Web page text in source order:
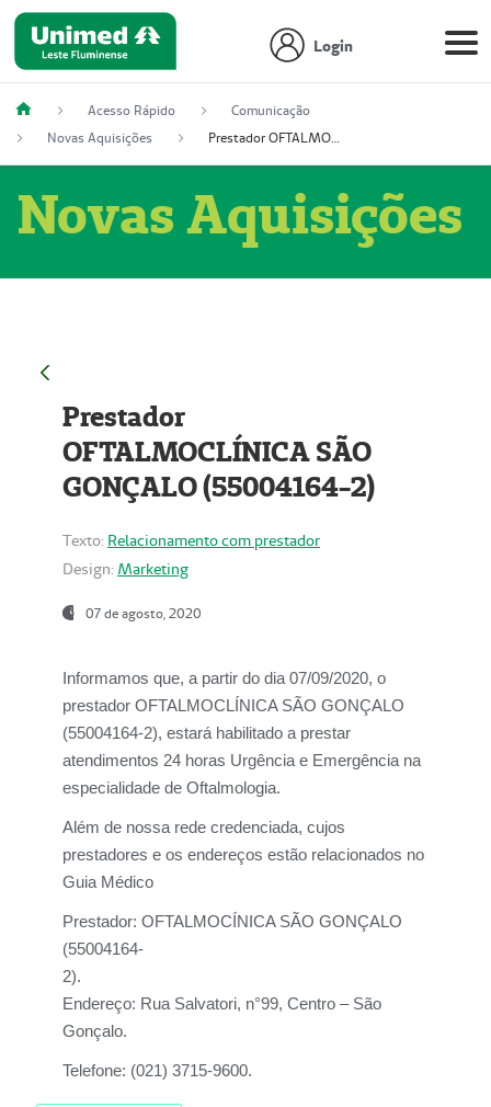
Login
Acesso Rápido
Comunicação
Novas Aquisições
Prestador OFTALMOCLÍNICA SÃO GONÇALO (55004164-2)
Novas Aquisições
Prestador
OFTALMOCLÍNICA SÃO
GONÇALO (55004164-2)
Texto: Relacionamento com prestador
Design: Marketing
07 de agosto, 2020
Informamos que, a partir do dia07/09/2020, o
prestador OFTALMOCLÍNICA SÃO GONÇALO
(55004164-2), estará habilitado a prestar
atendimentos 24 horas Urgência e Emergência na
especialidade de Oftalmologia.
Além de nossa rede credenciada, cujos
prestadores e os endereços estão relacionados no
Guia Médico
Prestador: OFTALMOCÍNICA SÃO GONÇALO
(55004164-
2).
Endereço: Rua Salvatori, n°99, Centro – São
Gonçalo.
Telefone: (021) 3715-9600.